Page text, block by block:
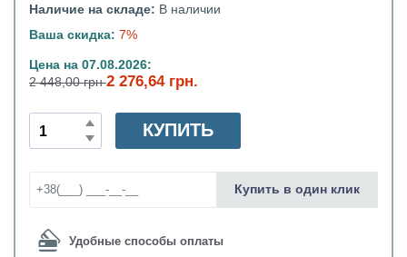
Наличие на складе: В наличии
Ваша скидка: 7%
Цена на 07.08.2026:
2 448,00 грн2 276,64 грн.
Удобные способы оплаты
КУПИТЬ
Купить в один клик